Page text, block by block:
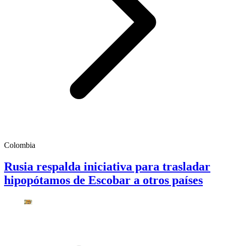
Colombia
Rusia respalda iniciativa para trasladar
hipopótamos de Escobar a otros países